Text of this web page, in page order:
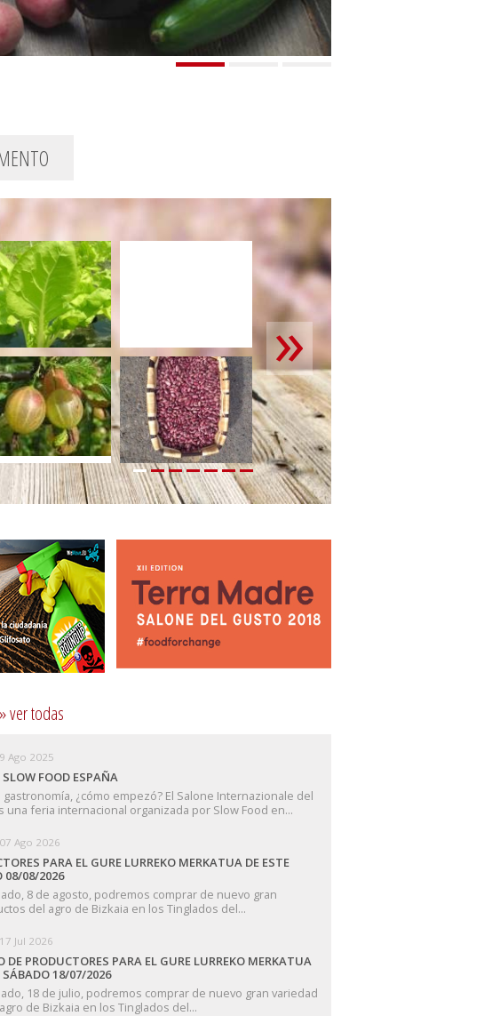
1
1
2 3 4 5 6 7
» ver todas
Ago 2025
FOOD ESPAÑA
gastronomía, ¿cómo empezó? El Salone Internazionale del
una feria internacional organizada por Slow Food en...
07 Ago 2026
PARA EL GURE LURREKO MERKATUA DE ESTE
08/08/2026
8 de agosto, podremos comprar de nuevo gran
del agro de Bizkaia en los Tinglados del...
17 Jul 2026
DE PRODUCTORES PARA EL GURE LURREKO MERKATUA
SÁBADO 18/07/2026
18 de julio, podremos comprar de nuevo gran variedad
de Bizkaia en los Tinglados del...